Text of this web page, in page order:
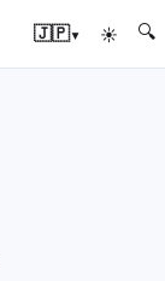
🇯🇵▾ ☀ 🔍